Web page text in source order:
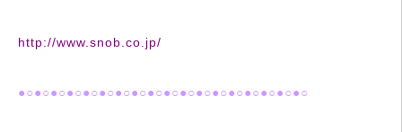
http://www.snob.co.jp/
●○●○●○●○●○●○●○●○●○●○●○●○●○●○●○●○●○●○